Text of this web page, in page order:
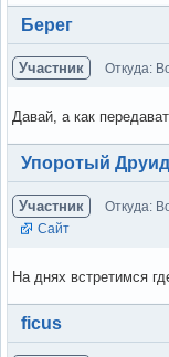
Вне форума
Берег
Участник Откуда:
Давай, а как
Вне форума
Упоротый
Участник Откуда:
Сайт
На днях встретимся
Вне форума
ficus